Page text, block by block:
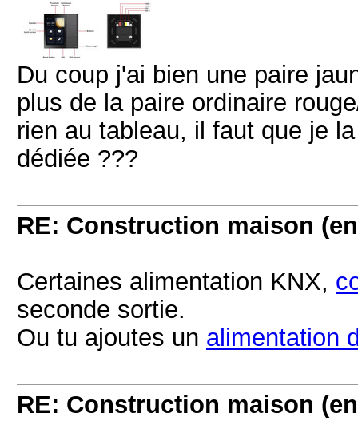
Du coup j'ai bien une paire
plus de la paire ordinaire
rien au tableau, il faut que je
dédiée ???
RE: Construction maison
Certaines alimentation KNX,
seconde sortie.
Ou tu ajoutes un alimentation
RE: Construction maison